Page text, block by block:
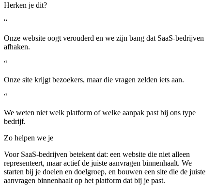
Herken je dit?
“
Onze website oogt verouderd en we zijn bang dat SaaS-bedrijven
afhaken.
“
Onze site krijgt bezoekers, maar die vragen zelden iets aan.
“
We weten niet welk platform of welke aanpak past bij ons type
bedrijf.
Zo helpen we je
Voor SaaS-bedrijven betekent dat: een website die niet alleen
representeert, maar actief de juiste aanvragen binnenhaalt. We
starten bij je doelen en doelgroep, en bouwen een site die de juiste
aanvragen binnenhaalt op het platform dat bij je past.